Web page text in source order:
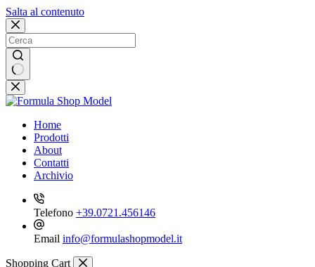
Salta al contenuto
Nessun
risultato
Home
Prodotti
About
Contatti
Archivio
Telefono +39.0721.456146
Email info@formulashopmodel.it
Shopping Cart